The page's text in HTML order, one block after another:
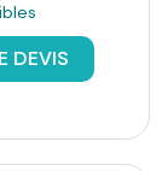
DEVIS